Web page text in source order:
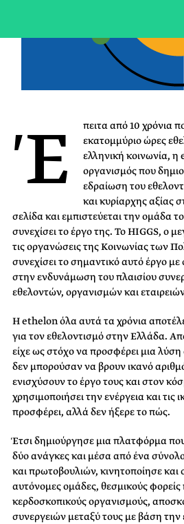
Έ
πειτα από 10 χρόνια
εκατομμύριο ώρες
ελληνική κοινωνία,
οργανισμός που
εδραίωση του
και κυρίαρχης αξίας
σελίδα και εμπιστεύεται την ομάδα
συνεχίσει το έργο της. Το HIGGS, ο
τις οργανώσεις της Κοινωνίας των
συνεχίσει το σημαντικό αυτό έργο
στην ενδυνάμωση του πλαισίου
εθελοντών, οργανισμών και
Η ethelon όλα αυτά τα χρόνια
για τον εθελοντισμό στην Ελλάδα.
είχε ως στόχο να προσφέρει μια
δεν μπορούσαν να βρουν ικανό
ενισχύσουν το έργο τους και στον
χρησιμοποιήσει την ενέργεια και τις
προσφέρει, αλλά δεν ήξερε το πώς.
Έτσι δημιούργησε μια πλατφόρμα
δύο ανάγκες και μέσα από ένα
και πρωτοβουλιών, κινητοποίησε
αυτόνομες ομάδες, θεσμικούς φορείς
κερδοσκοπικούς οργανισμούς,
συνεργειών μεταξύ τους με βάση